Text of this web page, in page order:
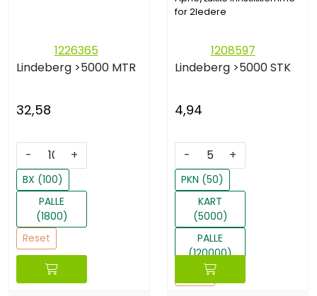
1226365
Lindeberg >5000 MTR
32,58
- +
BX (100)
PALLE
(1800)
Reset
for 2ledere
1208597
Lindeberg >5000 STK
4,94
- +
PKN (50)
KART
(5000)
PALLE
(120000)
Reset